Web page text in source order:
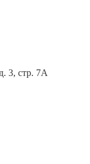
3, стр. 7А